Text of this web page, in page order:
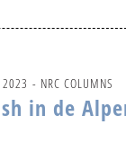
- NRC COLUMNS
in de